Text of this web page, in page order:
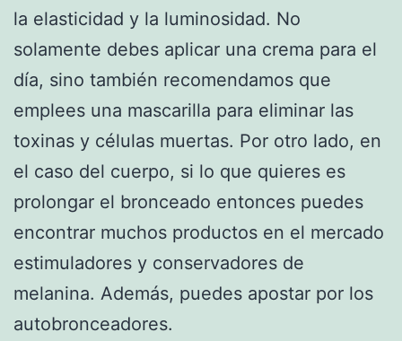
la elasticidad y la luminosidad. No
solamente debes aplicar una crema para el
día, sino también recomendamos que
emplees una mascarilla para eliminar las
toxinas y células muertas. Por otro lado, en
el caso del cuerpo, si lo que quieres es
prolongar el bronceado entonces puedes
encontrar muchos productos en el mercado
estimuladores y conservadores de
melanina. Además, puedes apostar por los
autobronceadores.